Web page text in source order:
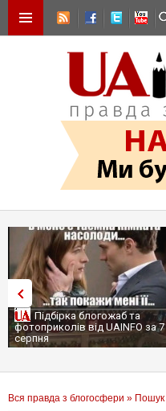
Підбірка блогожаб та
фотоприколів від UAINFO за 7
серпня
Вся правда з блогосфери » Пошук